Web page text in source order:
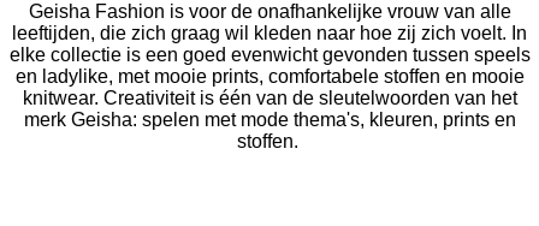
Geisha Fashion is voor de onafhankelijke vrouw van alle
leeftijden, die zich graag wil kleden naar hoe zij zich voelt. In
elke collectie is een goed evenwicht gevonden tussen speels
en ladylike, met mooie prints, comfortabele stoffen en mooie
knitwear. Creativiteit is één van de sleutelwoorden van het
merk Geisha: spelen met mode thema's, kleuren, prints en
stoffen.